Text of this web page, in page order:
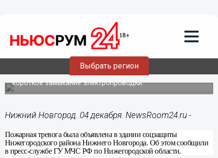
Выбрать регион
Запах горящей проводки стал
причиной пожарной тревоги 4 декабря
в здании соцзащиты Нижегородского
района Нижнего Новгорода
По предварительным данным, в здании произошло
короткое замыкание электропроводки.
Нижний Новгород. 04 декабря. NewsRoom24.ru -
Пожарная тревога была объявлена в здании соцзащиты
Нижегородского района Нижнего Новгорода. Об этом сообщили
в пресс-службе ГУ МЧС РФ по Нижегородской области.